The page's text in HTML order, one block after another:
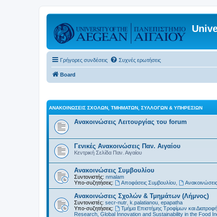
Γρήγορες συνδέσεις Συχνές ερωτήσεις
Board
ΑΝΑΚΟΙΝΏΣΕΙΣ ΣΧΟΛΏΝ, ΤΜΗΜΆΤΩΝ, ΣΥΛΛΌΓΩΝ & ΥΠΗΡΕΣΙΏΝ
Ανακοινώσεις Λειτουργίας του forum
Γενικές Ανακοινώσεις Παν. Αιγαίου
Κεντρική Σελίδα Παν. Αιγαίου
Ανακοινώσεις Συμβουλίου
Συντονιστής: nmalam
Υπο-συζητήσεις:
Αποφάσεις Συμβουλίου,
Ανακοινώσεις Σχολών & Τμημάτων (Λήμνος)
Συντονιστές: secr-nutr k.palatianou epapatha
Υπο-συζητήσεις:
Τμήμα Επιστήμης Τροφίμων και
Research, Global Innovation and Sustainability in the Food